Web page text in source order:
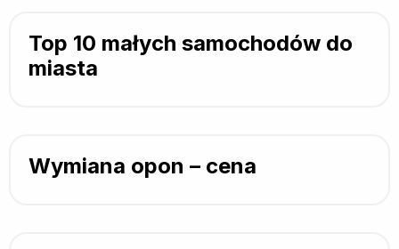
Top 10 małych samochodów do
miasta
Wymiana opon – cena